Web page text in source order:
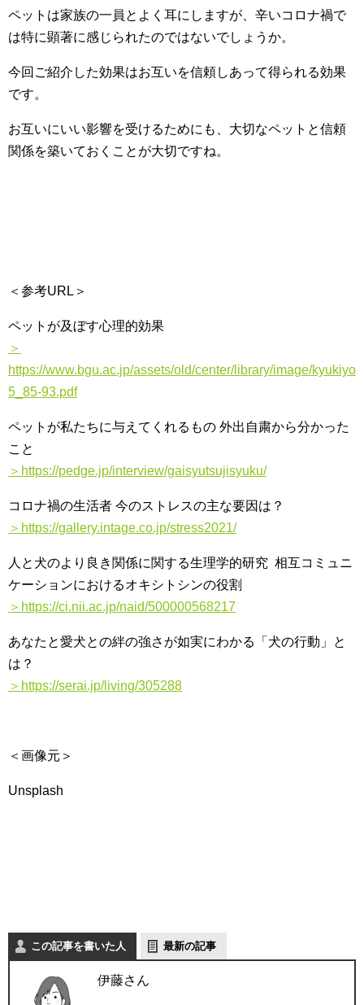
ペットは家族の一員とよく耳にしますが、辛いコロナ禍で
は特に顕著に感じられたのではないでしょうか。
今回ご紹介した効果はお互いを信頼しあって得られる効果
です。
お互いにいい影響を受けるためにも、大切なペットと信頼
関係を築いておくことが大切ですね。
＜参考URL＞
ペットが及ぼす心理的効果
＞
https://www.bgu.ac.jp/assets/old/center/library/image/kyukiyo
5_85-93.pdf
ペットが私たちに与えてくれるもの 外出自粛から分かった
こと
＞https://pedge.jp/interview/gaisyutsujisyuku/
コロナ禍の生活者 今のストレスの主な要因は？
＞https://gallery.intage.co.jp/stress2021/
人と犬のより良き関係に関する生理学的研究 相互コミュニ
ケーションにおけるオキシトシンの役割
＞https://ci.nii.ac.jp/naid/500000568217
あなたと愛犬との絆の強さが如実にわかる「犬の行動」と
は？
＞https://serai.jp/living/305288
＜画像元＞
Unsplash
この記事を書いた人 最新の記事
伊藤さん